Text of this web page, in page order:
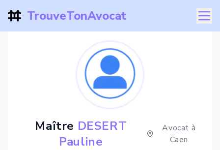
TrouveTonAvocat
Maître DESERT
Pauline
Avocat à
Caen